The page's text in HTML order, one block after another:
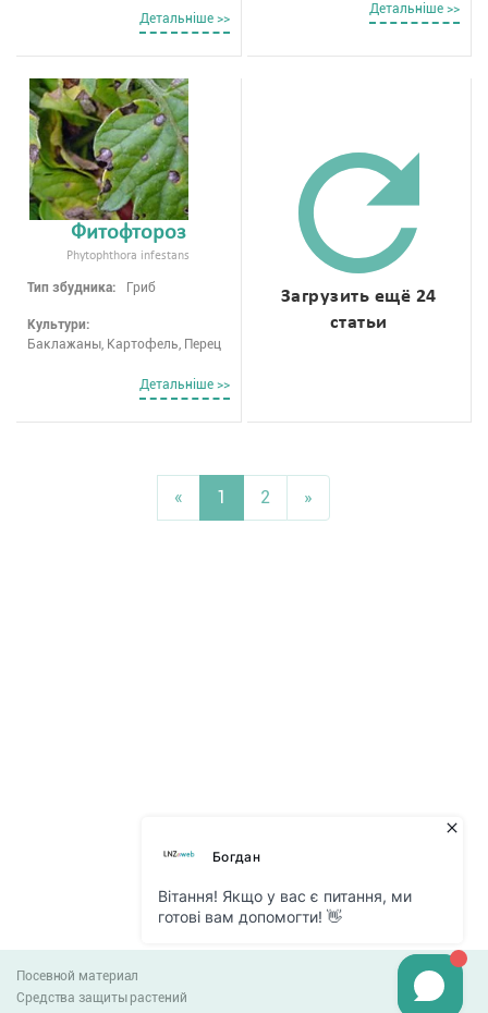
Детальнiше >>
Детальнiше >>
Фитофтороз
Phytophthora infestans
Тип збудника: Гриб
Культури:
Баклажаны, Картофель, Перец
Детальнiше >>
Загрузить ещё 24
статьи
« 1 2 »
Посевной материал
Средства защиты растений